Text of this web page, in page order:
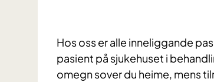
Hos oss er alle inneliggande
pasient på sjukehuset i
omegn sover du heime, mens